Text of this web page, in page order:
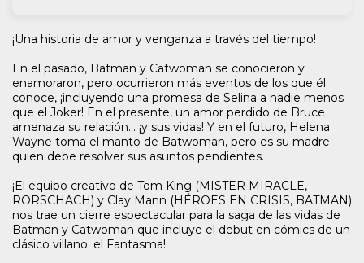
¡Una historia de amor y venganza a través del tiempo!
En el pasado, Batman y Catwoman se conocieron y
enamoraron, pero ocurrieron más eventos de los que él
conoce, ¡incluyendo una promesa de Selina a nadie menos
que el Joker! En el presente, un amor perdido de Bruce
amenaza su relación... ¡y sus vidas! Y en el futuro, Helena
Wayne toma el manto de Batwoman, pero es su madre
quien debe resolver sus asuntos pendientes.
¡El equipo creativo de Tom King (MISTER MIRACLE,
RORSCHACH) y Clay Mann (HÉROES EN CRISIS, BATMAN)
nos trae un cierre espectacular para la saga de las vidas de
Batman y Catwoman que incluye el debut en cómics de un
clásico villano: el Fantasma!